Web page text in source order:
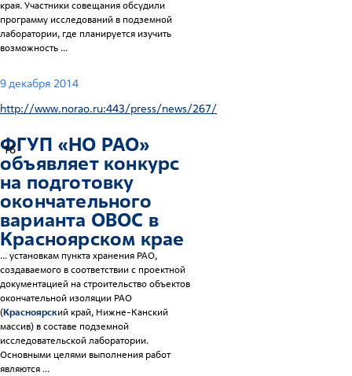
края. Участники совещания обсудили
программу исследований в подземной
лаборатории, где планируется изучить
возможность ...
9 декабря 2014
http://www.norao.ru:443/press/news/267/
16
ФГУП «НО РАО»
объявляет конкурс
на подготовку
окончательного
варианта ОВОС в
Красноярском крае
... установкам пункта хранения РАО,
создаваемого в соответствии с проектной
документацией на строительство объектов
окончательной изоляции РАО
(Красноярский край, Нижне-Канский
массив) в составе подземной
исследовательской лаборатории.
Основными целями выполнения работ
являются ...